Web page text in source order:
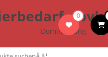
– bvl-
Dominik Lang
0